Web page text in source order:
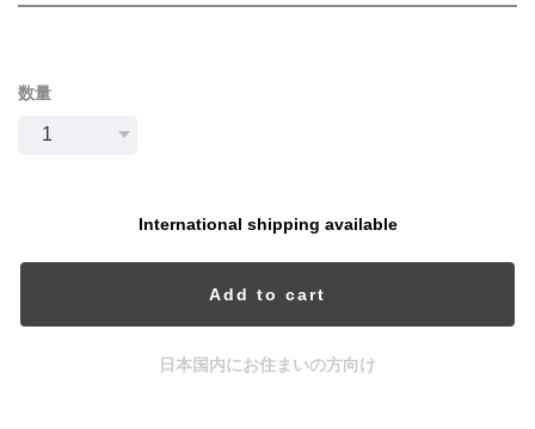
数量
International shipping available
Add to cart
日本国内にお住まいの方向け